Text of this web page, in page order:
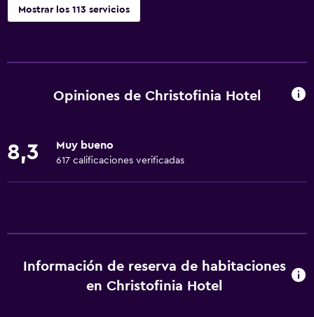
Mostrar los 113 servicios
Wifi disponible en todas las instalaciones
Alarma de humo
Champú
Opiniones de Christofinia Hotel
8,3 Muy bueno
617 calificaciones verificadas
Información de reserva de habitaciones
en Christofinia Hotel